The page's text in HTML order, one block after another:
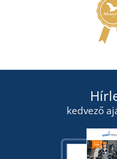
kedvező